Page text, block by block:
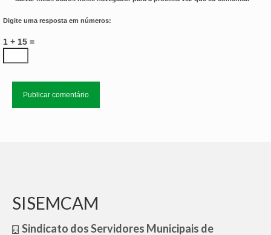
Digite uma resposta em números:
1 + 15 =
SISEMCAM
Sindicato dos Servidores Municipais de